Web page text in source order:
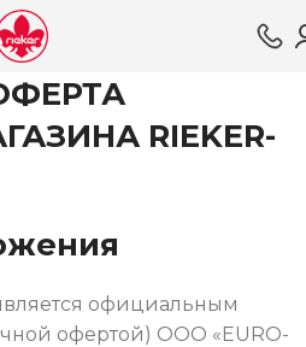
RIEKER-
официальным
офертой) ООО «EURO-